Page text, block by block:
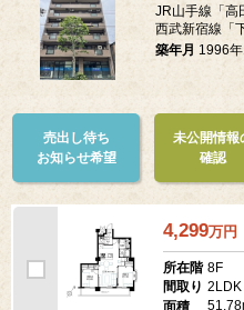
東京都新宿区
JR山手線「高
売出し待ち
お知らせ希望
未公開情報
確認
4,299万